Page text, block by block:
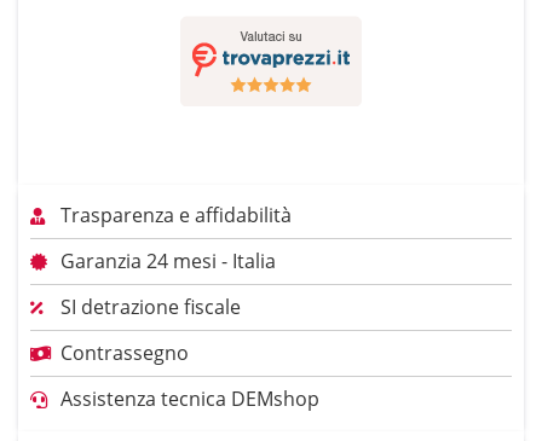
Trasparenza e affidabilità
Garanzia 24 mesi - Italia
SI detrazione fiscale
Contrassegno
Assistenza tecnica DEMshop